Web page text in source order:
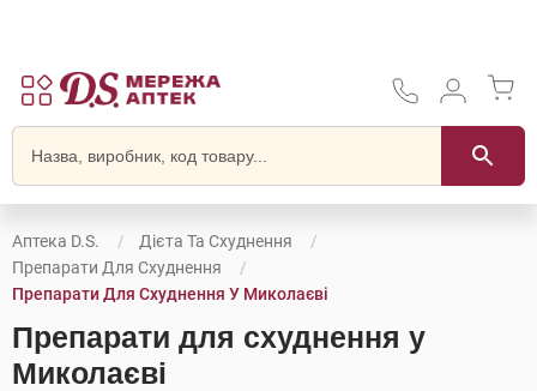
Аптека D.S.
Дієта Та Схуднення
Препарати Для Схуднення
Препарати Для Схуднення У Миколаєві
Препарати для схуднення у
Миколаєві